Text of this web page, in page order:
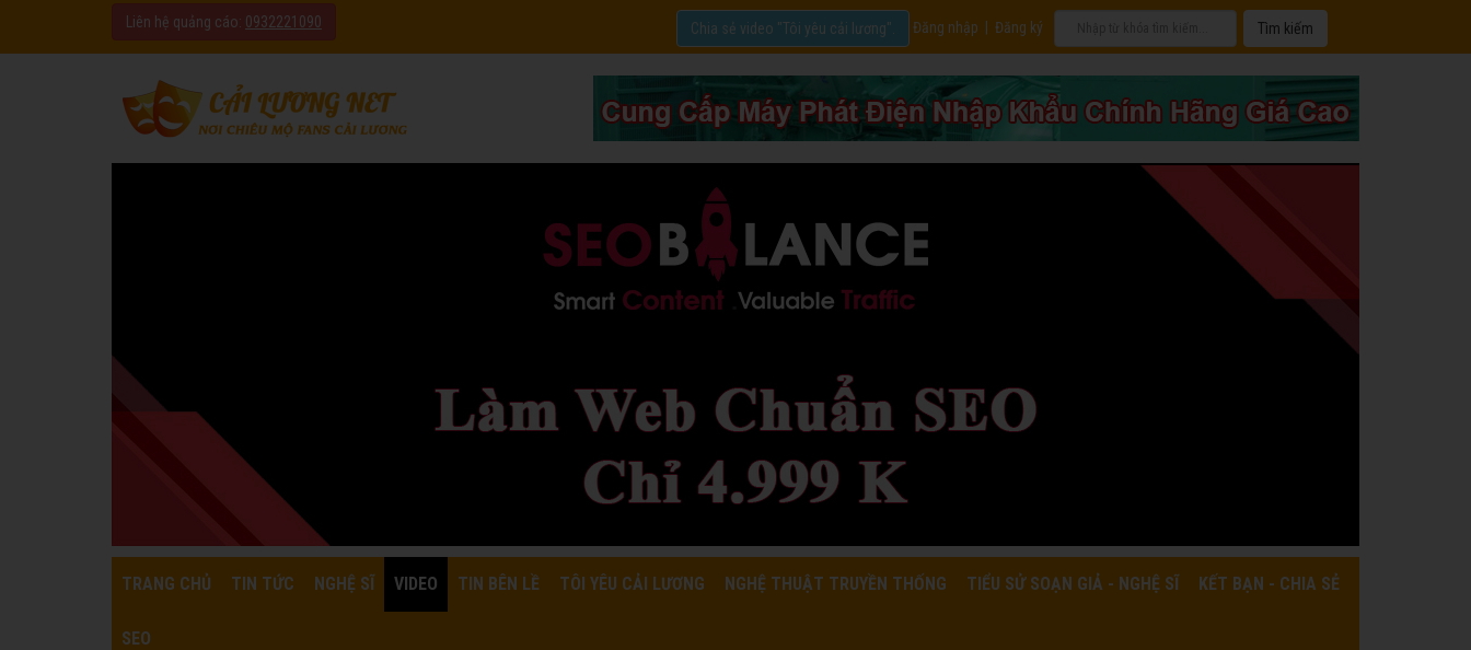
Liên hệ quảng cáo: 0932221090 Đăng nhập Đăng ký
Chia sẻ video "Tôi yêu cải lương".
TRANG CHỦ TIN TỨC NGHỆ SĨ VIDEO TIN BÊN LỀ TÔI YÊU CẢI LƯƠNG NGHỆ THUẬT TRUYỀN THỐNG TIỂU SỬ SOẠN GIẢ - NGHỆ SĨ KẾT BẠN - CHIA SẺ
SEO